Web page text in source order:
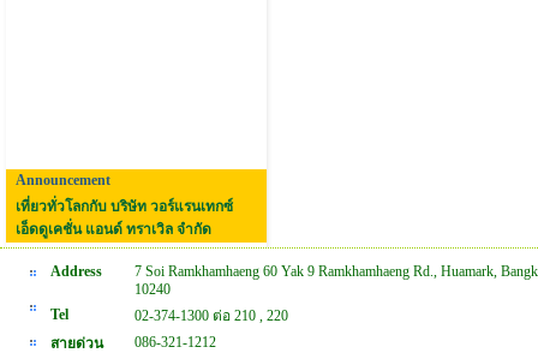
Announcement
เที่ยวทั่วโลกกับ บริษัท วอร์แรนเทกซ์
เอ็ดดูเคชั่น แอนด์ ทราเวิล จำกัด
Address
7 Soi Ramkhamhaeng 60 Yak 9 Ramkhamhaeng Rd., Huamark,
10240
Tel
02-374-1300 ต่อ 210 , 220
สายด่วน
086-321-1212